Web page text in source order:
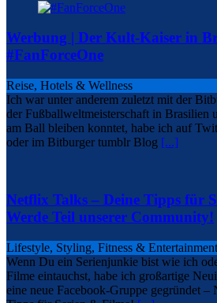
Werbung | Der Kult-Kaiser in
#FanForceOne
Reise, Hotels & Wellness
Ich war unter anderem zuletzt mit der
der Fußballweltmeisterschaft in Brasilien
am Ball bleiben konntet, habe ich auf
oder im Bitburger tumblr Blog [...]
Netflix Talks – Deine Tipps für
Werde Teil unserer Community!
Lifestyle, Styling, Fitness & Entertainment
Wenn Du ein Serienjunkie bist wie ich
Filme eintauchst, habe ich großartige
eine neue Facebook-Gruppe gegründet